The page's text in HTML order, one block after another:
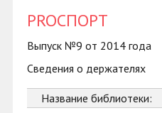
PROСПОРТ
Выпуск №9 от 2014 года
Сведения о держателях
Название библиотеки: